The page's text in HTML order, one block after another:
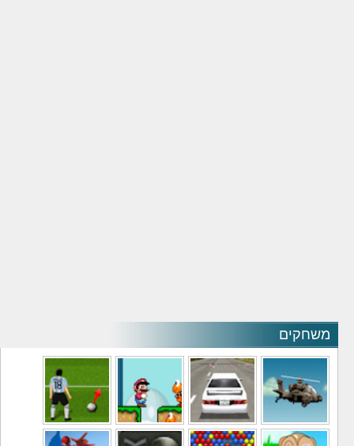
משחקים
משחקי מסוקים משחקי מכוניות משחקי סופר מריו משחקי כדורגל